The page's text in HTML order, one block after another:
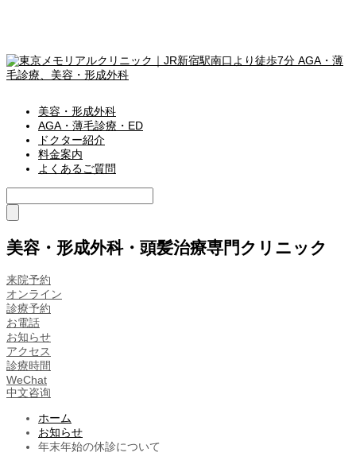
美容・形成外科
AGA・薄毛診療・ED
ドクター紹介
料金案内
よくあるご質問
美容・形成外科・頭髪治療専門クリニック
来院予約
オンライン
診療予約
お電話
お知らせ
アクセス
診療時間
WeChat
中文咨询
ホーム
お知らせ
年末年始の休診について